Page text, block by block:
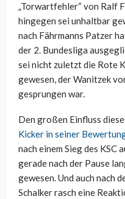
„Torwartfehler“ von Ralf
hingegen sei unhaltbar
nach Fährmanns Patzer
der 2. Bundesliga
sei nicht zuletzt die Rote
gewesen, der Wanitzek
gesprungen war.
Den großen Einfluss
Kicker in seiner
nach einem Sieg des KSC
gerade nach der Pause
gewesen. Und auch nach
Schalker rasch eine